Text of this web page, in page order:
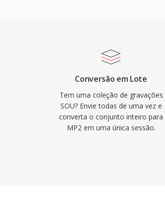
ao vivo onde a
mantém o MP2
graciosa
over-the-air, atraso
de transmissão
em estruturas
Conversão em Lote
Tem uma coleção de gravações
SOU? Envie todas de uma vez e
converta o conjunto inteiro para
MP2 em uma única sessão.